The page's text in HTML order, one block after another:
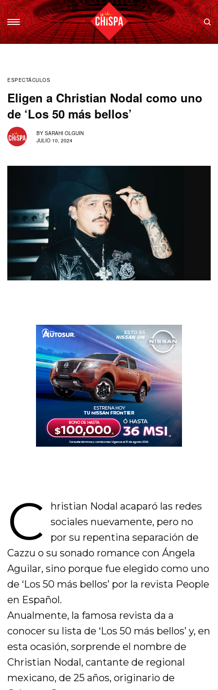
ESPECTÁCULOS
Eligen a Christian Nodal como uno
de ‘Los 50 más bellos’
BY SARAHI OLGUIN
JULIO 10, 2024
C
hristian Nodal acaparó las redes
sociales nuevamente, pero no
por su repentina separación de
Cazzu o su sonado romance con Ángela
Aguilar, sino porque fue elegido como uno
de ‘Los 50 más bellos’ por la revista People
en Español.
Anualmente, la famosa revista da a
conocer su lista de ‘Los 50 más bellos’ y, en
esta ocasión, sorprende el nombre de
Christian Nodal, cantante de regional
mexicano, de 25 años, originario de